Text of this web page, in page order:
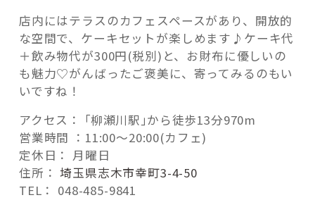
店内にはテラスのカフェスペースがあり、開放的
な空間で、ケーキセットが楽しめます♪ケーキ代
＋飲み物代が300円(税別)と、お財布に優しいの
も魅力♡がんばったご褒美に、寄ってみるのもい
いですね！
アクセス： ｢柳瀬川駅｣から徒歩13分970m
営業時間 ：11:00～20:00(カフェ)
定休日： 月曜日
住所：埼玉県志木市幸町3-4-50
TEL： 048-485-9841